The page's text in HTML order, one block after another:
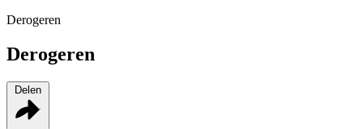
Derogeren
Derogeren